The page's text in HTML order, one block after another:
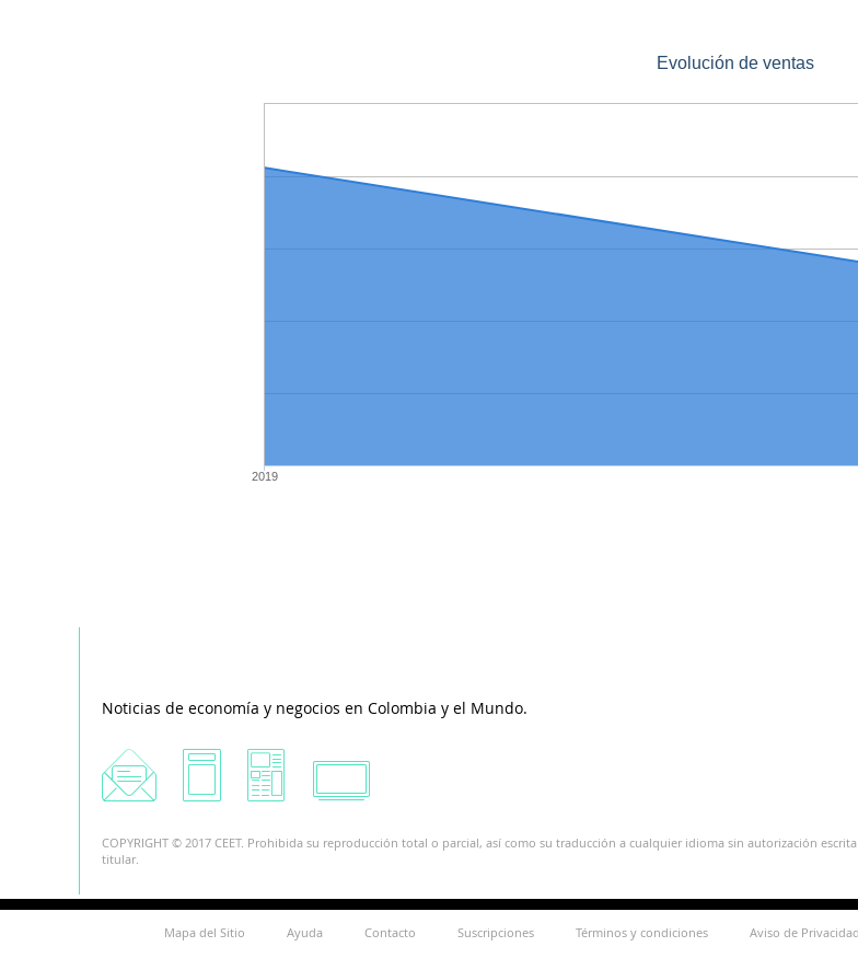
Evolución de ventas
2019
Noticias de economía y negocios en Colombia y el Mundo.
COPYRIGHT © 2017 CEET. Prohibida su reproducción total o parcial, así como su traducción a cualquier idioma sin autorización
titular.
Mapa del Sitio Ayuda Contacto Suscripciones Términos y condiciones Aviso de Privacidad